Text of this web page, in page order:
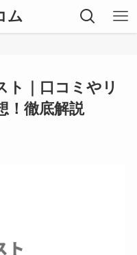
ム
ト｜口コミやリ
！徹底解説